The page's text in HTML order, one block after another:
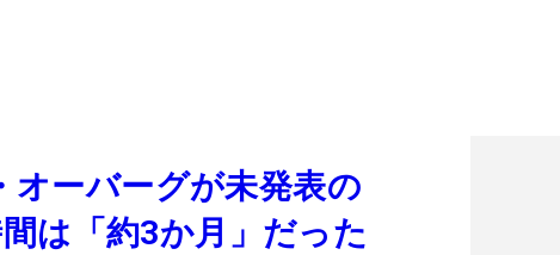
オーバーグが未発表の
は「約3か月」だった